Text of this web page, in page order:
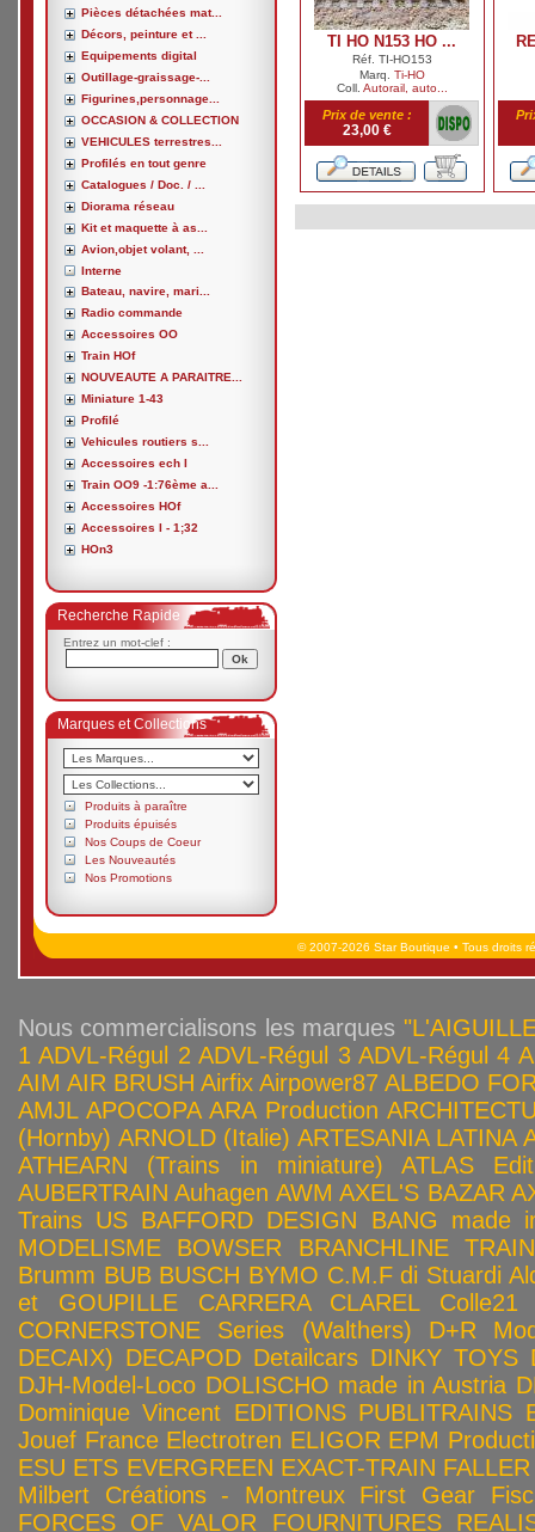
Pièces détachées mat...
Décors, peinture et ...
Equipements digital
Outillage-graissage-...
Figurines,personnage...
OCCASION & COLLECTION
VEHICULES terrestres...
Profilés en tout genre
Catalogues / Doc. / ...
Diorama réseau
Kit et maquette à as...
Avion,objet volant, ...
Interne
Bateau, navire, mari...
Radio commande
Accessoires OO
Train HOf
NOUVEAUTE A PARAITRE...
Miniature 1-43
Profilé
Vehicules routiers s...
Accessoires ech I
Train OO9 -1:76ème a...
Accessoires HOf
Accessoires I - 1;32
HOn3
Recherche Rapide
Entrez un mot-clef :
Marques et Collections
Produits à paraître
Produits épuisés
Nos Coups de Coeur
Les Nouveautés
Nos Promotions
TI HO N153 HO ...
Réf. TI-HO153
Marq. Ti-HO
Coll. Autorail, auto...
Prix de vente :
23,00 €
© 2007-2026 Star Boutique • Tous droits
Nous commercialisons les marques
1 ADVL-Régul 2 ADVL-Régul 3 ADVL-Régul 4
AIM AIR BRUSH Airfix Airpower87 ALBEDO
AMJL APOCOPA ARA Production
(Hornby) ARNOLD (Italie) ARTESANIA LATINA
ATHEARN (Trains in miniature)
ATLAS
AUBERTRAIN Auhagen AWM AXEL'S BAZAR
Trains US BAFFORD DESIGN
BANG made
MODELISME
BOWSER
BRANCHLINE
Brumm BUB BUSCH BYMO C.M.F di Stuardi
et GOUPILLE
CARRERA CLAREL
Colle21
CORNERSTONE Series (Walthers)
D+R
DECAIX) DECAPOD Detailcars DINKY TOYS
DJH-Model-Loco DOLISCHO made in Austria
Dominique Vincent EDITIONS PUBLITRAINS
Jouef France Electrotren ELIGOR EPM
ESU ETS EVERGREEN EXACT-TRAIN FALLER
Milbert Créations - Montreux First Gear
FORCES OF VALOR
FOURNITURES